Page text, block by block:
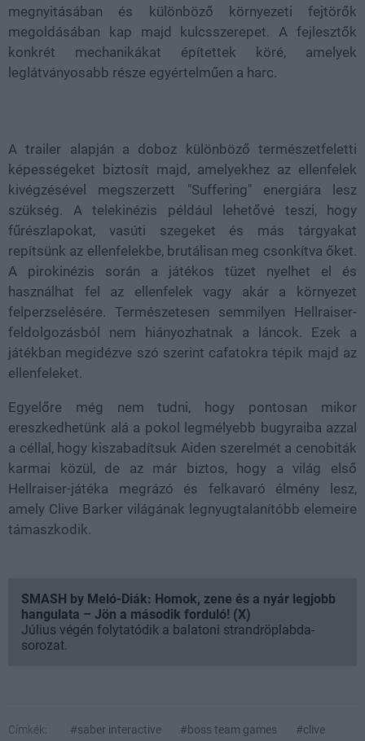
megnyitásában és különböző környezeti fejtörők
megoldásában kap majd kulcsszerepet. A fejlesztők
konkrét mechanikákat építettek köré, amelyek
leglátványosabb része egyértelműen a harc.
A trailer alapján a doboz különböző természetfeletti
képességeket biztosít majd, amelyekhez az ellenfelek
kivégzésével megszerzett "Suffering" energiára lesz
szükség. A telekinézis például lehetővé teszi, hogy
fűrészlapokat, vasúti szegeket és más tárgyakat
repítsünk az ellenfelekbe, brutálisan meg csonkítva őket.
A pirokinézis során a játékos tüzet nyelhet el és
használhat fel az ellenfelek vagy akár a környezet
felperzselésére. Természetesen semmilyen Hellraiser-
feldolgozásból nem hiányozhatnak a láncok. Ezek a
játékban megidézve szó szerint cafatokra tépik majd az
ellenfeleket.
Egyelőre még nem tudni, hogy pontosan mikor
ereszkedhetünk alá a pokol legmélyebb bugyraiba azzal
a céllal, hogy kiszabadítsuk Aiden szerelmét a cenobiták
karmai közül, de az már biztos, hogy a világ első
Hellraiser-játéka megrázó és felkavaró élmény lesz,
amely Clive Barker világának legnyugtalanítóbb elemeire
támaszkodik.
SMASH by Meló-Diák: Homok, zene és a nyár legjobb
hangulata – Jön a második forduló! (X)
Július végén folytatódik a balatoni strandröplabda-
sorozat.
Címkék: #saber interactive #boss team games
#clive